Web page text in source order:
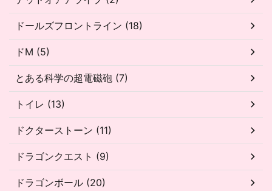
ドールズフロントライン (18)
ドM (5)
とある科学の超電磁砲 (7)
トイレ (13)
ドクターストーン (11)
ドラゴンクエスト (9)
ドラゴンボール (20)